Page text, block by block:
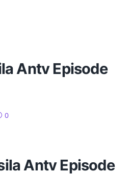
Antv Episode
0
Antv Episode